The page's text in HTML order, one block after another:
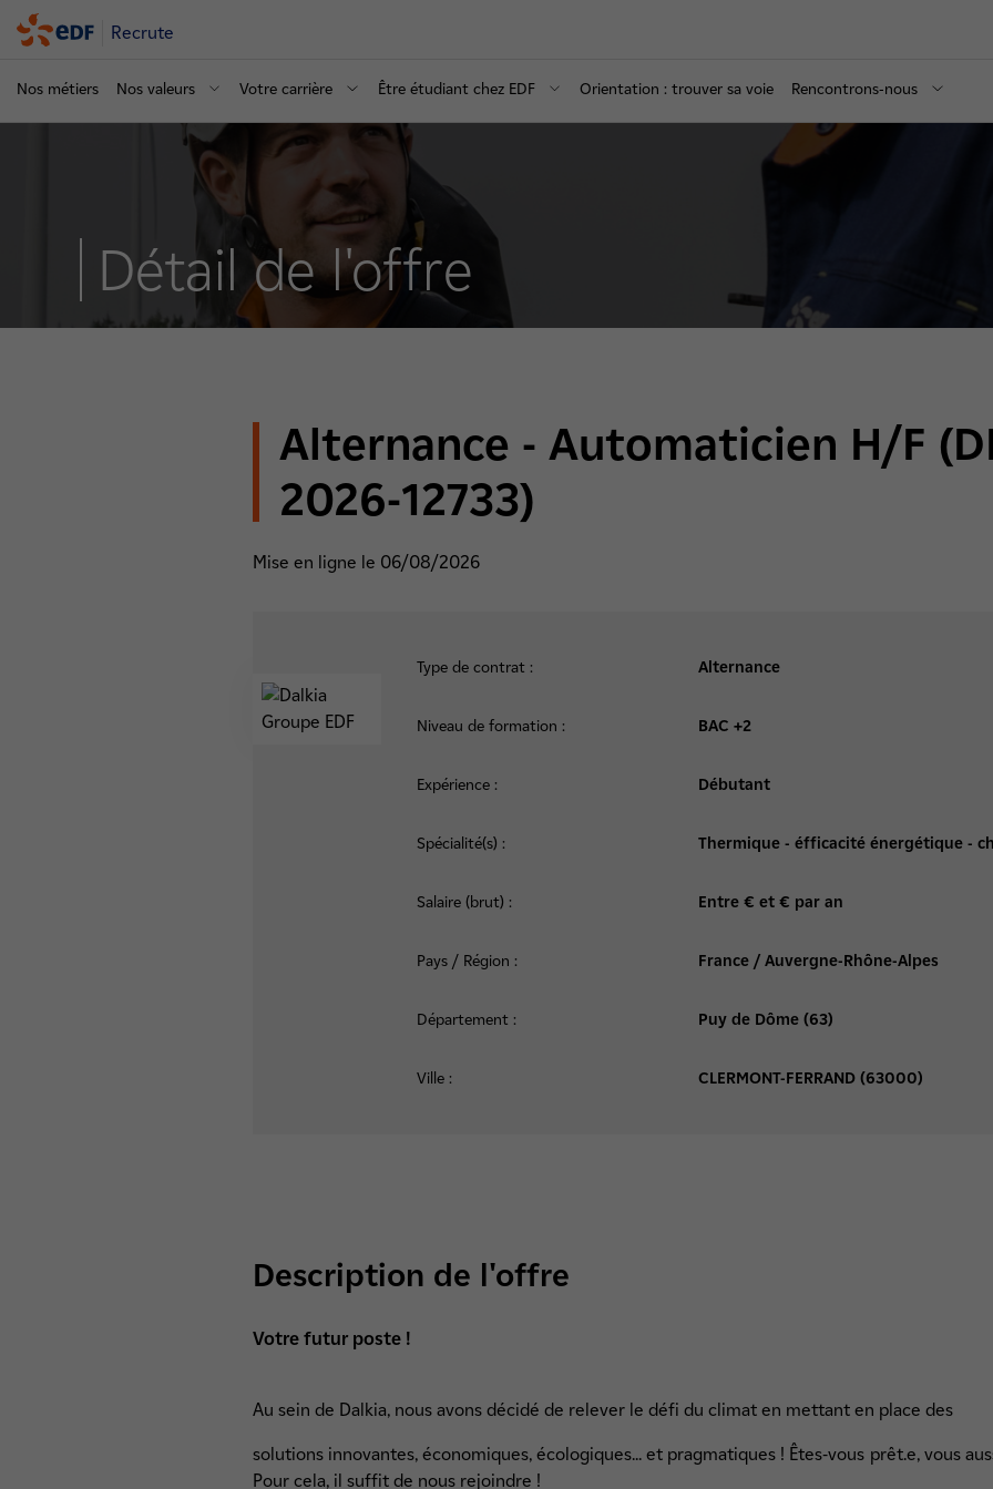
Recrute
Nos métiers Nos valeurs Votre carrière Être étudiant chez EDF Orientation : trouver sa voie Rencontrons-nous
Détail de l'offre
Alternance - Automaticien H/F
2026-12733)
Mise en ligne le 06/08/2026
Type de contrat : Alternance
Niveau de formation : BAC +2
Expérience : Débutant
Spécialité(s) : Thermique - éfficacité énergétique -
Salaire (brut) : Entre € et € par an
Pays / Région : France / Auvergne-Rhône-Alpes
Département : Puy de Dôme (63)
Ville : CLERMONT-FERRAND (63000)
Description de l'offre
Votre futur poste !
Au sein de Dalkia, nous avons décidé de relever le défi du climat en mettant en place des
solutions innovantes, économiques, écologiques... et pragmatiques ! Êtes-vous prêt.e, vous
Pour cela, il suffit de nous rejoindre !